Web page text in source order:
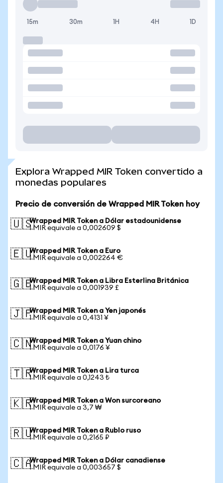
15m 30m 1H 4H 1D
Explora Wrapped MIR Token convertido a
monedas populares
Precio de conversión de Wrapped MIR Token hoy
🇺🇸Wrapped MIR Token a Dólar estadounidense
1 MIR equivale a 0,002609 $
🇪🇺Wrapped MIR Token a Euro
1 MIR equivale a 0,002264 €
🇬🇧Wrapped MIR Token a Libra Esterlina Británica
1 MIR equivale a 0,001939 £
🇯🇵Wrapped MIR Token a Yen japonés
1 MIR equivale a 0,4131 ¥
🇨🇳Wrapped MIR Token a Yuan chino
1 MIR equivale a 0,0176 ¥
🇹🇷Wrapped MIR Token a Lira turca
1 MIR equivale a 0,1243 ₺
🇰🇷Wrapped MIR Token a Won surcoreano
1 MIR equivale a 3,7 ₩
🇷🇺Wrapped MIR Token a Rublo ruso
1 MIR equivale a 0,2165 ₽
🇨🇦Wrapped MIR Token a Dólar canadiense
1 MIR equivale a 0,003657 $